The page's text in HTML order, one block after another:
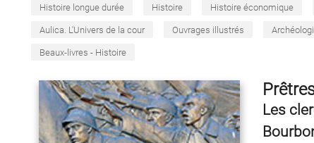
Histoire longue durée Histoire Histoire économique
Aulica. L'Univers de la cour Ouvrages illustrés
Beaux-livres - Histoire
Les